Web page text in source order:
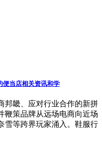
便当店相关资讯和学
邦畿、应对行业合作的新拼
鞭策品牌从远场电商向近场
雪等跨界玩家涌入。鞋服行